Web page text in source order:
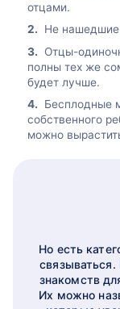
отцами.
Не нашедшие
Отцы-
полны тех же
будет лучше.
Бесплодные
собственного
можно
Но есть
знакомств
Их можно